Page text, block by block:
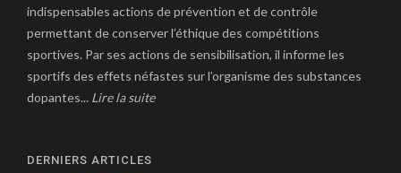
indispensables actions de prévention et de contrôle
permettant de conserver l’éthique des compétitions
sportives. Par ses actions de sensibilisation, il informe les
sportifs des effets néfastes sur l’organisme des substances
dopantes... Lire la suite
DERNIERS ARTICLES